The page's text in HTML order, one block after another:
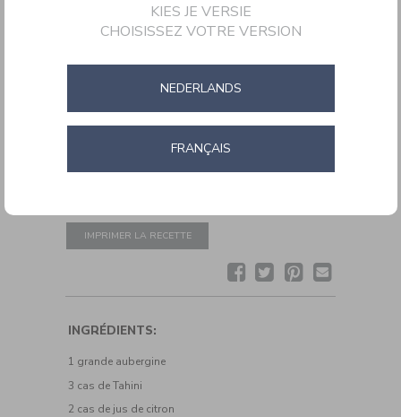
AUBERGINES BABA GANOUSH
Pour servir
Temps de préparation:
IMPRIMER LA RECETTE
Envoyer
la
Pinterest
Twitter
Facebook
INGRÉDIENTS:
1 grande aubergine
3 cas de Tahini
2 cas de jus de citron
KIES JE VERSIE
CHOISISSEZ VOTRE VERSION
NEDERLANDS
FRANÇAIS